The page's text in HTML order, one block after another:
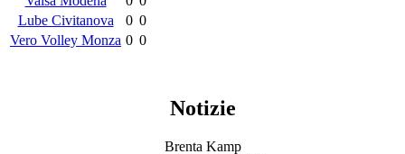
Lube Civitanova
0 0
Vero Volley Monza 0 0
Notizie
Brenta Kamp